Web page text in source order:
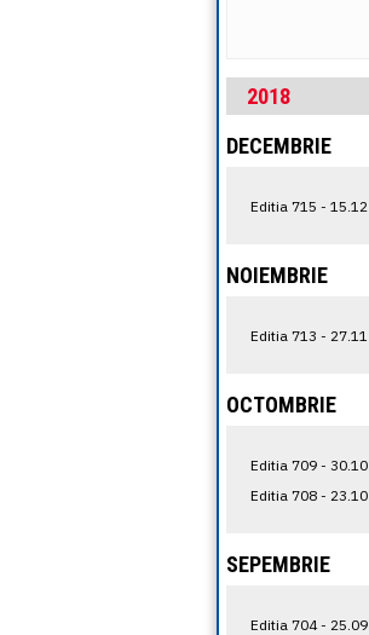
2018
DECEMBRIE
Editia 715 - 15.12
NOIEMBRIE
Editia 713 - 27.11
OCTOMBRIE
Editia 709 - 30.10
Editia 708 - 23.10
SEPEMBRIE
Editia 704 - 25.09